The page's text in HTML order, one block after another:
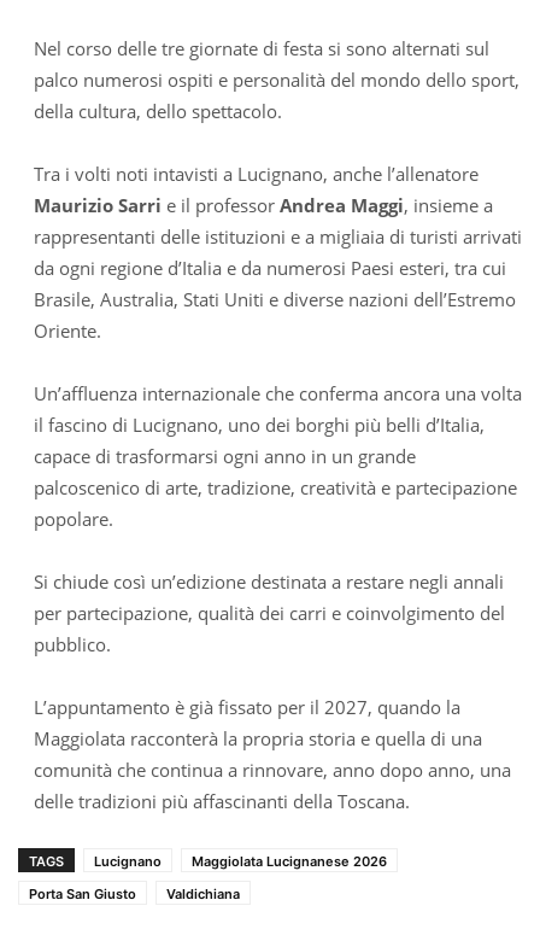
Nel corso delle tre giornate di festa si sono alternati sul
palco numerosi ospiti e personalità del mondo dello sport,
della cultura, dello spettacolo.
Tra i volti noti intavisti a Lucignano, anche l’allenatore
Maurizio Sarri e il professor Andrea Maggi, insieme a
rappresentanti delle istituzioni e a migliaia di turisti arrivati
da ogni regione d’Italia e da numerosi Paesi esteri, tra cui
Brasile, Australia, Stati Uniti e diverse nazioni dell’Estremo
Oriente.
Un’affluenza internazionale che conferma ancora una volta
il fascino di Lucignano, uno dei borghi più belli d’Italia,
capace di trasformarsi ogni anno in un grande
palcoscenico di arte, tradizione, creatività e partecipazione
popolare.
Si chiude così un’edizione destinata a restare negli annali
per partecipazione, qualità dei carri e coinvolgimento del
pubblico.
L’appuntamento è già fissato per il 2027, quando la
Maggiolata racconterà la propria storia e quella di una
comunità che continua a rinnovare, anno dopo anno, una
delle tradizioni più affascinanti della Toscana.
TAGS Lucignano
Maggiolata Lucignanese 2026
Porta San Giusto
Valdichiana